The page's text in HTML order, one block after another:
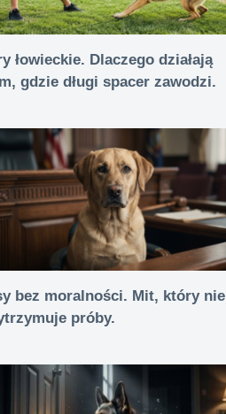
łowieckie. Dlaczego działają
gdzie długi spacer zawodzi.
bez moralności. Mit, który nie
próby.